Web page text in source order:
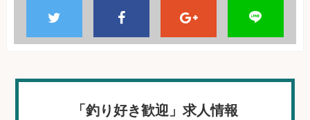
「釣り好き歓迎」求人情報